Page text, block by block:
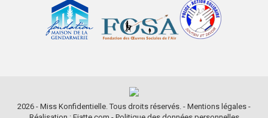
2026 - Miss Konfidentielle. Tous droits réservés. - Mentions légales -